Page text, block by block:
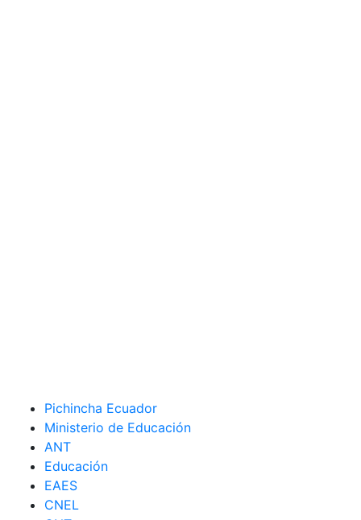
Pichincha Ecuador
Ministerio de Educación
ANT
Educación
EAES
CNEL